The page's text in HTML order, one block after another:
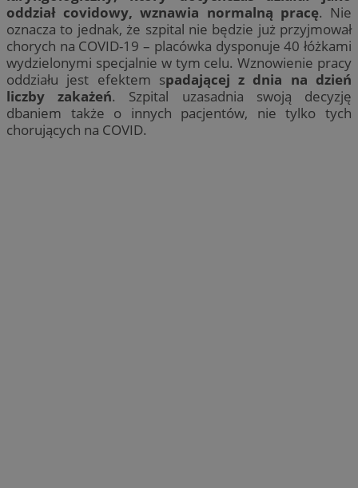
oddział covidowy, wznawia normalną pracę. Nie
oznacza to jednak, że szpital nie będzie już przyjmował
chorych na COVID-19 – placówka dysponuje 40 łóżkami
wydzielonymi specjalnie w tym celu. Wznowienie pracy
oddziału jest efektem spadającej z dnia na dzień
liczby zakażeń. Szpital uzasadnia swoją decyzję
dbaniem także o innych pacjentów, nie tylko tych
chorujących na COVID.